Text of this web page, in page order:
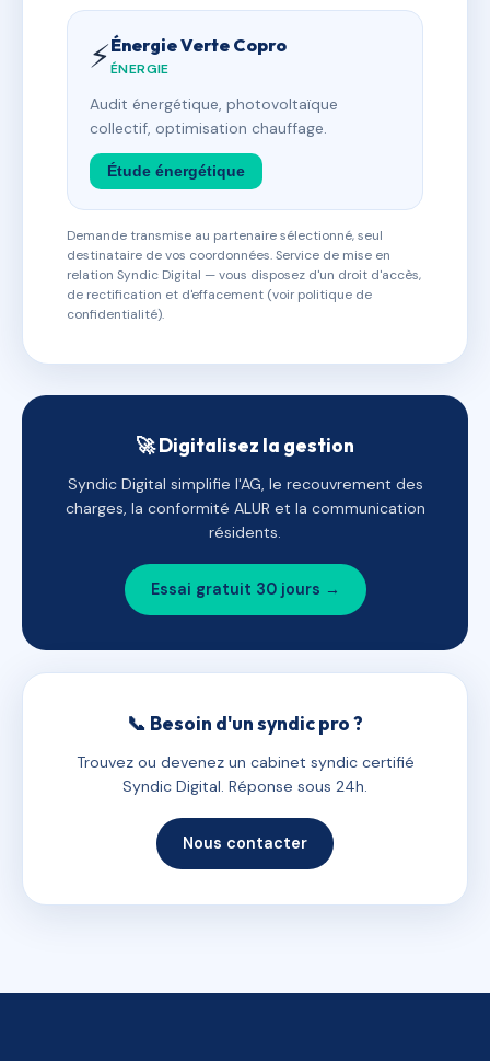
⚡Énergie Verte Copro
ÉNERGIE
Audit énergétique, photovoltaïque
collectif, optimisation chauffage.
Étude énergétique
Demande transmise au partenaire sélectionné, seul
destinataire de vos coordonnées. Service de mise en
relation Syndic Digital — vous disposez d'un droit d'accès,
de rectification et d'effacement (voir politique de
confidentialité).
🚀 Digitalisez la gestion
Syndic Digital simplifie l'AG, le recouvrement des
charges, la conformité ALUR et la communication
résidents.
Essai gratuit 30 jours →
📞 Besoin d'un syndic pro ?
Trouvez ou devenez un cabinet syndic certifié
Syndic Digital. Réponse sous 24h.
Nous contacter